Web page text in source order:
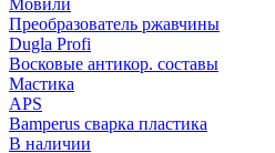
Мовили
Преобразователь ржавчины
Dugla Profi
Восковые антикор. составы
Мастика
APS
Bamperus сварка пластика
В наличии